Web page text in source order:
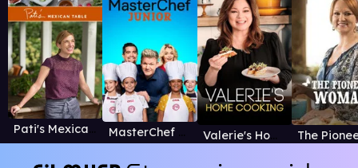
Pati's Mexican Table MasterChef Junior Valerie's Home Cooking